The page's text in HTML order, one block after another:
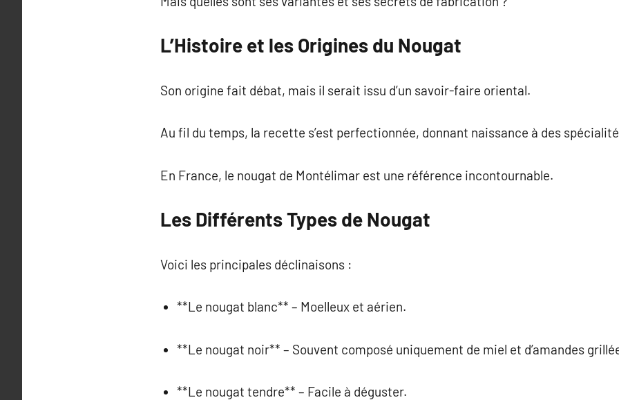
L’Histoire et les Origines du Nougat
Son origine fait débat, mais il serait issu d’un savoir-faire oriental.
Au fil du temps, la recette s’est perfectionnée, donnant naissance à des
En France, le nougat de Montélimar est une référence incontournable.
Les Différents Types de Nougat
Voici les principales déclinaisons :
**Le nougat blanc** – Moelleux et aérien.
**Le nougat noir** – Souvent composé uniquement de miel et d’amandes
**Le nougat tendre** – Facile à déguster.